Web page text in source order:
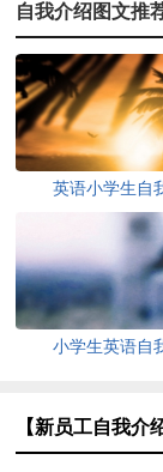
自我介绍图文推
英语小学生自
小学生英语自
【新员工自我介